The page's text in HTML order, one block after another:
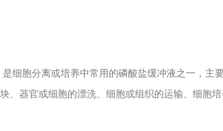
胞分离或培养中常用的磷酸盐缓冲液之一，主
器官或细胞的漂洗、细胞或组织的运输、细胞